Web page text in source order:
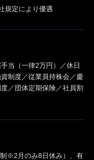
規定により優遇
当（一律2万円）／休日
制度／従業員持株会／慶
／団体定期保険／社員割
制※2月のみ8日休み）、有